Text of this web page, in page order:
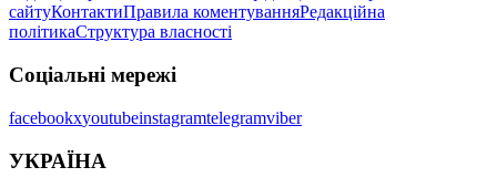
сайтуКонтактиПравила коментуванняРедакційна
політикаСтруктура власності
Соціальні мережі
facebookxyoutubeinstagramtelegramviber
УКРАЇНА